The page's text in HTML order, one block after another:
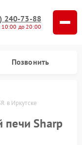
240-73-88
10:00 до 20:00
Позвонить
в Иркутске
печи Sharp